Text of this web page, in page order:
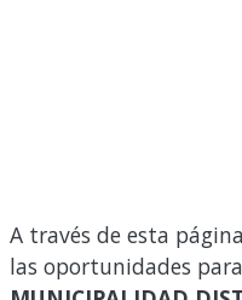
A través de esta
las oportunidades